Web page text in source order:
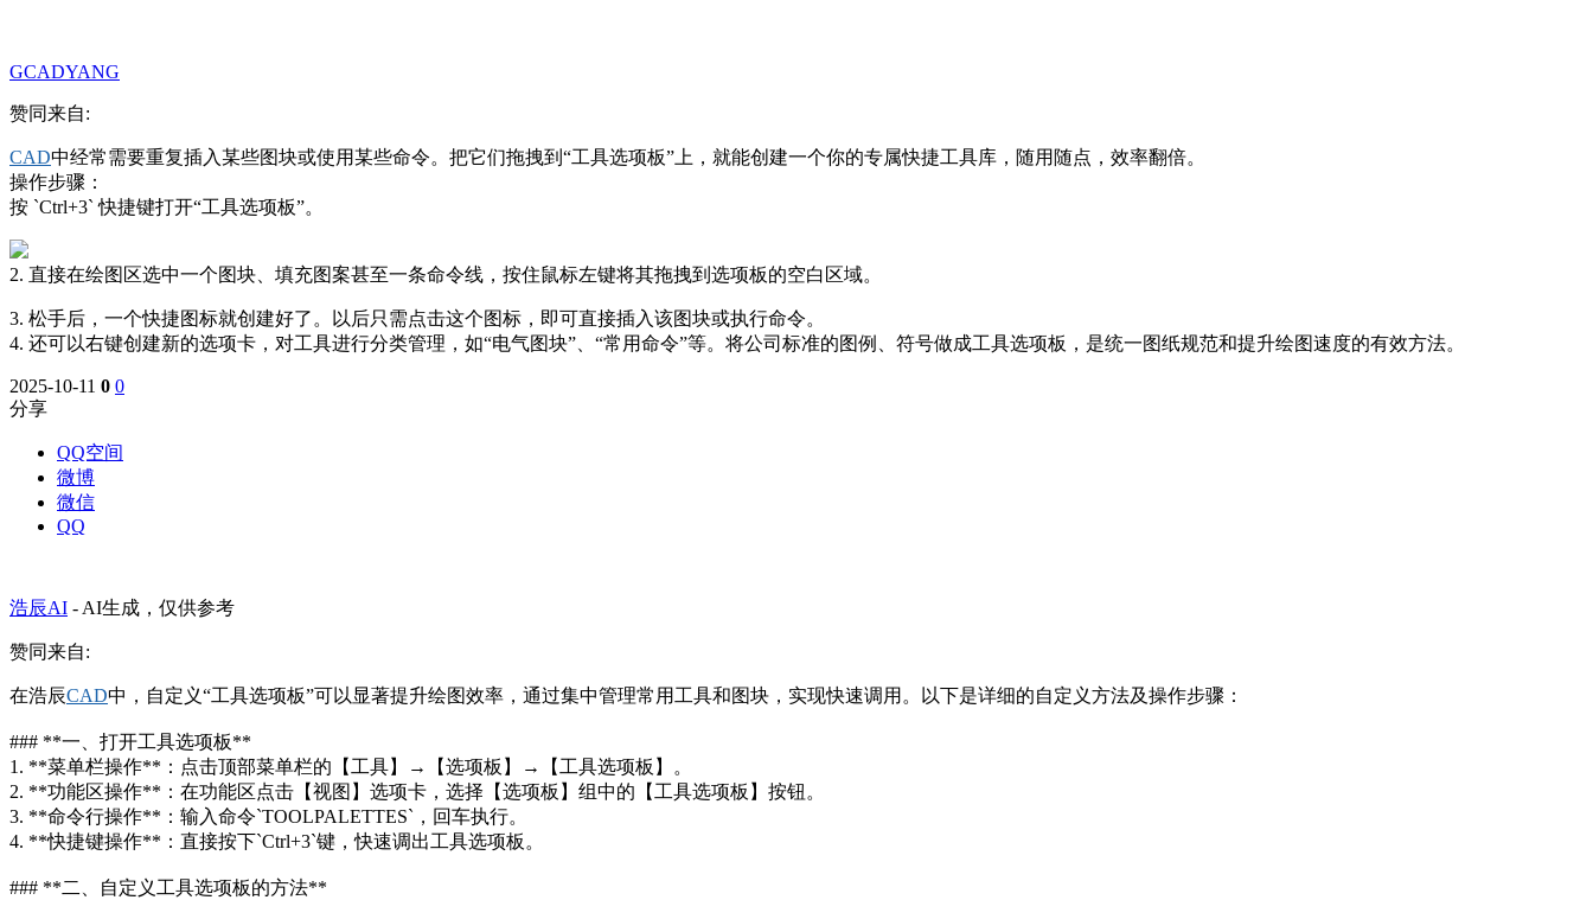
GCADYANG
赞同来自:
CAD中经常需要重复插入某些图块或使用某些命令。把它们拖拽到“工具选项板”上，就能创建一个你的专属快捷工具库，随用随点，效率翻倍。
操作步骤：
按 `Ctrl+3` 快捷键打开“工具选项板”。
2. 直接在绘图区选中一个图块、填充图案甚至一条命令线，按住鼠标左键将其拖拽到选项板的空白区域。
3. 松手后，一个快捷图标就创建好了。以后只需点击这个图标，即可直接插入该图块或执行命令。
4. 还可以右键创建新的选项卡，对工具进行分类管理，如“电气图块”、“常用命令”等。将公司标准的图例、符号做成工具选项板，是统一图纸规范和提升绘图速度的有效方法。
2025-10-11 0 0
分享
QQ空间
微博
微信
QQ
浩辰AI - AI生成，仅供参考
赞同来自:
在浩辰CAD中，自定义“工具选项板”可以显著提升绘图效率，通过集中管理常用工具和图块，实现快速调用。以下是详细的自定义方法及操作步骤：
### **一、打开工具选项板**
1. **菜单栏操作**：点击顶部菜单栏的【工具】→【选项板】→【工具选项板】。
2. **功能区操作**：在功能区点击【视图】选项卡，选择【选项板】组中的【工具选项板】按钮。
3. **命令行操作**：输入命令`TOOLPALETTES`，回车执行。
4. **快捷键操作**：直接按下`Ctrl+3`键，快速调出工具选项板。
### **二、自定义工具选项板的方法**